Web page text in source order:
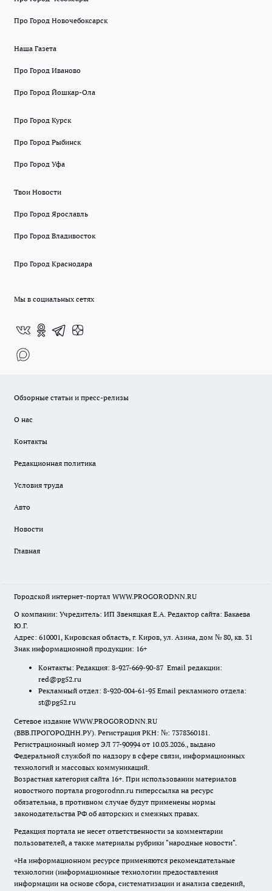
Про Город Новочебоксарск
Наша Газета
Про Город Иваново
Про Город Йошкар-Ола
Про Город Курск
Про Город Рыбинск
Про Город Уфа
Твои Новости
Про Город Ярославль
Про Город Владивосток
Про Город Краснодара
Мы в социальных сетях
Обзорные статьи и пресс-релизы
О нас
Контакты
Редакционная политика
Условия труда
Авто
Новости
Главная
Городской интернет-портал WWW.PROGORODNN.RU
О компании: Учредитель: ИП Звеняцкая Е.А. Редактор сайта: Бакаева
Ю.Г.
Адрес: 610001, Кировская область, г. Киров, ул. Азина, дом № 80, кв. 31
Знак информационной продукции: 16+
Контакты: Редакция: 8-927-669-90-87 Email редакции:
red@pg52.ru
Рекламный отдел: 8-920-004-61-95 Email рекламного отдела:
st@pg52.ru
Сетевое издание WWW.PROGORODNN.RU
(ВВВ.ПРОГОРОДНН.РУ). Регистрация РКН: №: 7378360181.
Регистрационный номер ЭЛ 77-90994 от 10.03.2026., выдано
Федеральной службой по надзору в сфере связи, информационных
технологий и массовых коммуникаций.
Возрастная категория сайта 16+. При использовании материалов
новостного портала progorodnn.ru гиперссылка на ресурс
обязательна, в противном случае будут применены нормы
законодательства РФ об авторских и смежных правах.
Редакция портала не несет ответственности за комментарии
пользователей, а также материалы рубрики "народные новости".
«На информационном ресурсе применяются рекомендательные
технологии (информационные технологии предоставления
информации на основе сбора, систематизации и анализа сведений,